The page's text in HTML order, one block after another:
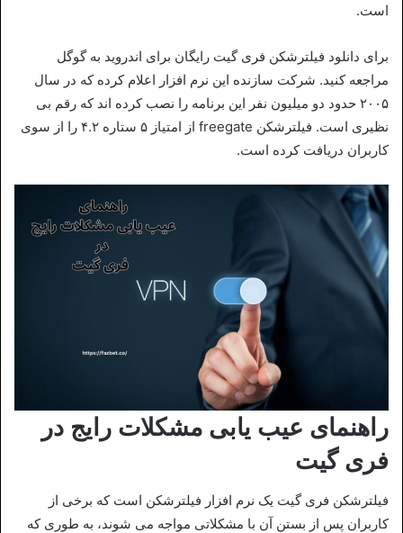
است.
برای دانلود فیلترشکن فری گیت رایگان برای اندروید به گوگل
مراجعه کنید. شرکت سازنده این نرم افزار اعلام کرده که در سال
۲۰۰۵ حدود دو میلیون نفر این برنامه را نصب کرده اند که رقم بی
نظیری است. فیلترشکن freegate از امتیاز ۵ ستاره ۴.۲ را از سوی
کاربران دریافت کرده است.
راهنمای عیب‌ یابی مشکلات رایج در
فری گیت
فیلترشکن فری گیت یک نرم‌ افزار فیلترشکن است که برخی از
کاربران پس از بستن آن با مشکلاتی مواجه می‌ شوند، به طوری که